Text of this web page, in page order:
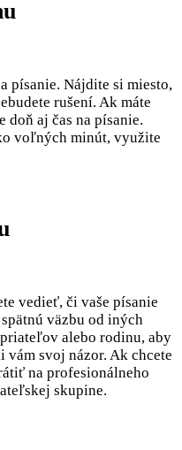
písanie. Nájdite si miesto,
rušení. Ak máte
doň aj čas na písanie.
voľných minút, využite
vedieť, či vaše písanie
väzbu od iných
alebo rodinu, aby
svoj názor. Ak chcete
na profesionálneho
skupine.